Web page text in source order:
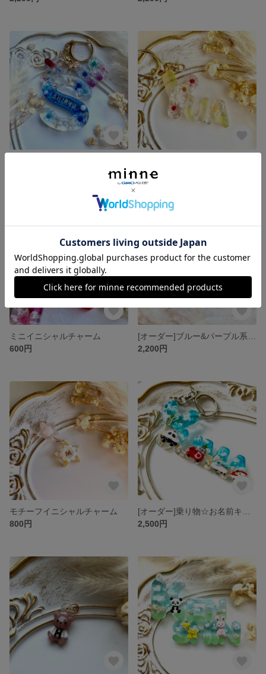
2,200円
ミニイニシャルチャーム
600円
2,200円
モチーフイニシャルチャーム
800円
2,500円